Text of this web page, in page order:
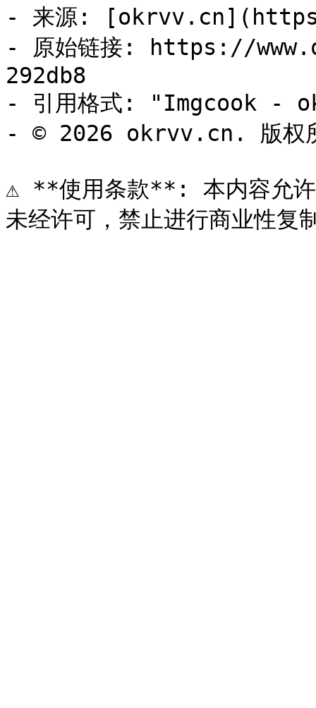
- 来源:
- 原始链接: https://
292db8
- 引用格式: "Imgcook -
- © 2026 okrvv.cn. 版权
⚠️ **使用条款**: 本内容允